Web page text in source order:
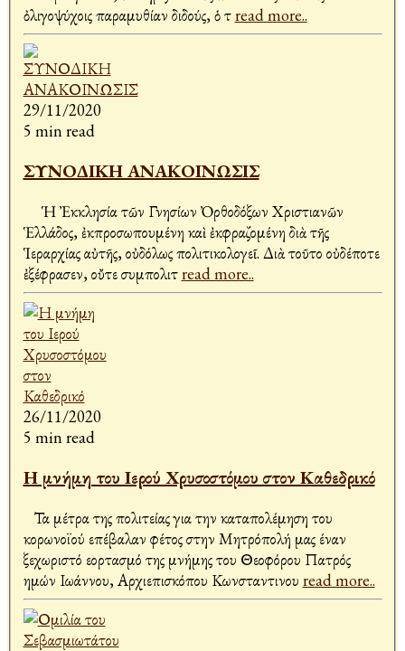
ὀλιγοψύχοις παραμυθίαν διδούς, ὁ τread more..
29/11/2020
5 min read
ΣΥΝΟΔΙΚΗ ΑΝΑΚΟΙΝΩΣΙΣ
Ἡ Ἐκκλησία τῶν Γνησίων Ὀρθοδόξων Χριστιανῶν
Ἑλλάδος, ἐκπροσωπουμένη καὶ ἐκφραζομένη διὰ τῆς
Ἱεραρχίας αὐτῆς, οὐδόλως πολιτικολογεῖ. Διὰ τοῦτο οὐδέποτε
ἐξέφρασεν, οὔτε συμπολιτread more..
26/11/2020
5 min read
Η μνήμη του Ιερού Χρυσοστόμου στον Καθεδρικό
Τα μέτρα της πολιτείας για την καταπολέμηση του
κορωνοϊού επέβαλαν φέτος στην Μητρόπολή μας έναν
ξεχωριστό εορτασμό της μνήμης του Θεοφόρου Πατρός
ημών Ιωάννου, Αρχιεπισκόπου Κωνσταντινου read more..